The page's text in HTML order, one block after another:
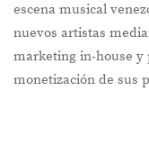
escena musical
nuevos artistas
marketing in-house y
monetización de sus